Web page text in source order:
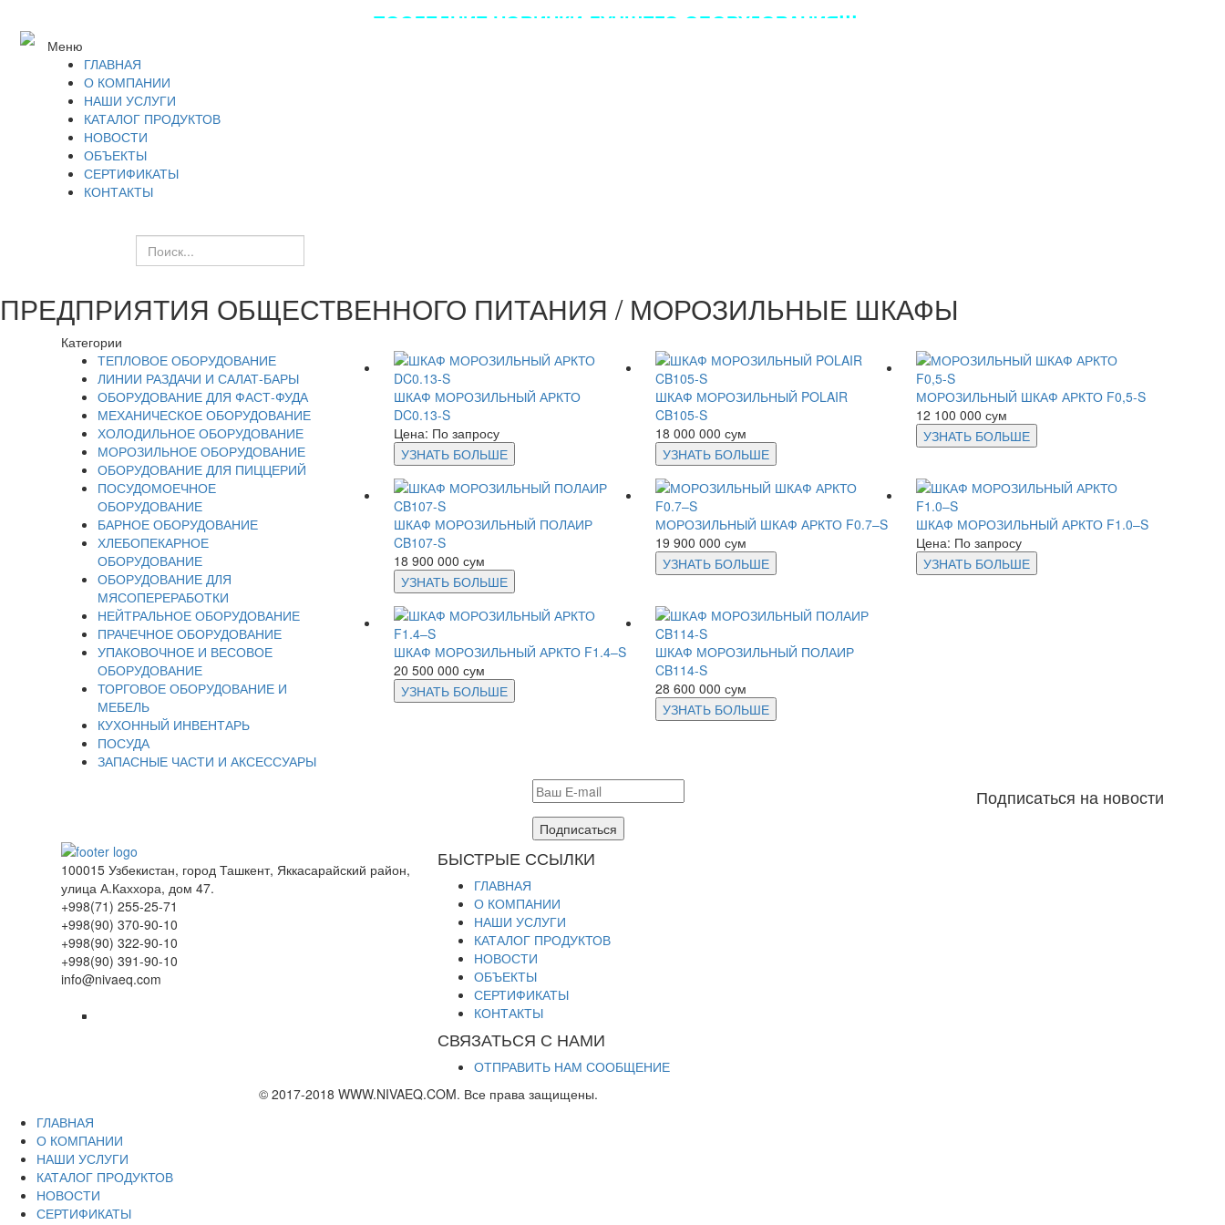
ПОСЛЕДНИЕ НОВИНКИ ЛУЧШЕГО ОБОРУДОВАНИЯ!!!
Меню
ГЛАВНАЯ
О КОМПАНИИ
НАШИ УСЛУГИ
КАТАЛОГ ПРОДУКТОВ
НОВОСТИ
ОБЪЕКТЫ
СЕРТИФИКАТЫ
КОНТАКТЫ
ПРЕДПРИЯТИЯ ОБЩЕСТВЕННОГО ПИТАНИЯ / МОРОЗИЛЬНЫЕ ШКАФЫ
ШКАФ МОРОЗИЛЬНЫЙ АРКТО
DC0.13-S
Цена: По запросу
УЗНАТЬ БОЛЬШЕ
ШКАФ МОРОЗИЛЬНЫЙ POLAIR
CB105-S
18 000 000 сум
УЗНАТЬ БОЛЬШЕ
МОРОЗИЛЬНЫЙ ШКАФ АРКТО F0,5-S
12 100 000 сум
УЗНАТЬ БОЛЬШЕ
ШКАФ МОРОЗИЛЬНЫЙ ПОЛАИР
CB107-S
18 900 000 сум
УЗНАТЬ БОЛЬШЕ
МОРОЗИЛЬНЫЙ ШКАФ АРКТО F0.7–S
19 900 000 сум
УЗНАТЬ БОЛЬШЕ
ШКАФ МОРОЗИЛЬНЫЙ АРКТО F1.0–S
Цена: По запросу
УЗНАТЬ БОЛЬШЕ
ШКАФ МОРОЗИЛЬНЫЙ АРКТО F1.4–S
20 500 000 сум
УЗНАТЬ БОЛЬШЕ
ШКАФ МОРОЗИЛЬНЫЙ ПОЛАИР
CB114-S
28 600 000 сум
УЗНАТЬ БОЛЬШЕ
Категории
ТЕПЛОВОЕ ОБОРУДОВАНИЕ
ЛИНИИ РАЗДАЧИ И САЛАТ-БАРЫ
ОБОРУДОВАНИЕ ДЛЯ ФАСТ-ФУДА
МЕХАНИЧЕСКОЕ ОБОРУДОВАНИЕ
ХОЛОДИЛЬНОЕ ОБОРУДОВАНИЕ
МОРОЗИЛЬНОЕ ОБОРУДОВАНИЕ
ОБОРУДОВАНИЕ ДЛЯ ПИЦЦЕРИЙ
ПОСУДОМОЕЧНОЕ
ОБОРУДОВАНИЕ
БАРНОЕ ОБОРУДОВАНИЕ
ХЛЕБОПЕКАРНОЕ
ОБОРУДОВАНИЕ
ОБОРУДОВАНИЕ ДЛЯ
МЯСОПЕРЕРАБОТКИ
НЕЙТРАЛЬНОЕ ОБОРУДОВАНИЕ
ПРАЧЕЧНОЕ ОБОРУДОВАНИЕ
УПАКОВОЧНОЕ И ВЕСОВОЕ
ОБОРУДОВАНИЕ
ТОРГОВОЕ ОБОРУДОВАНИЕ И
МЕБЕЛЬ
КУХОННЫЙ ИНВЕНТАРЬ
ПОСУДА
ЗАПАСНЫЕ ЧАСТИ И АКСЕССУАРЫ
Подписаться на новости
Подписаться
100015 Узбекистан, город Ташкент, Яккасарайский район,
улица А.Каххора, дом 47.
+998(71) 255-25-71
+998(90) 370-90-10
+998(90) 322-90-10
+998(90) 391-90-10
info@nivaeq.com
БЫСТРЫЕ ССЫЛКИ
ГЛАВНАЯ
О КОМПАНИИ
НАШИ УСЛУГИ
КАТАЛОГ ПРОДУКТОВ
НОВОСТИ
ОБЪЕКТЫ
СЕРТИФИКАТЫ
КОНТАКТЫ
СВЯЗАТЬСЯ С НАМИ
ОТПРАВИТЬ НАМ СООБЩЕНИЕ
© 2017-2018 WWW.NIVAEQ.COM. Все права защищены.
ГЛАВНАЯ
О КОМПАНИИ
НАШИ УСЛУГИ
КАТАЛОГ ПРОДУКТОВ
НОВОСТИ
СЕРТИФИКАТЫ